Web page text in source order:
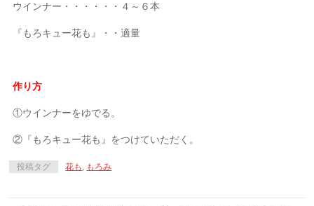
ウインナー・・・・・・４～６本
『もろキュー花も』・・適量
作り方
①ウインナーをゆでる。
②『もろキュー花も』をつけていただく。
投稿タグ 花も , もろみ